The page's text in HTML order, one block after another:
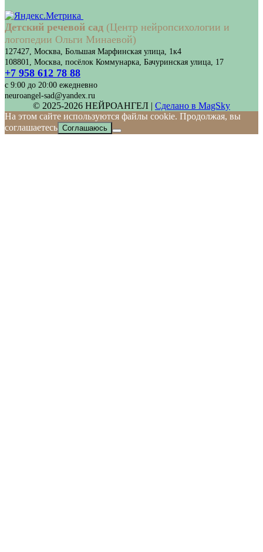
Детский речевой сад (Центр нейропсихологии и
логопедии Ольги Минаевой)
127427, Москва, Большая Марфинская улица, 1к4
108801, Москва, посёлок Коммунарка, Бачуринская улица, 17
+7 958 612 78 88
с 9:00 до 20:00 ежедневно
neuroangel-sad@yandex.ru
© 2025-2026 НЕЙРОАНГЕЛ | Сделано в MagSky
На этом сайте используются файлы cookie. Продолжая, вы
соглашаетесь Соглашаюсь